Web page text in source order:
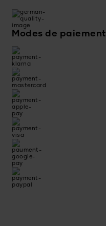
Modes de paiement